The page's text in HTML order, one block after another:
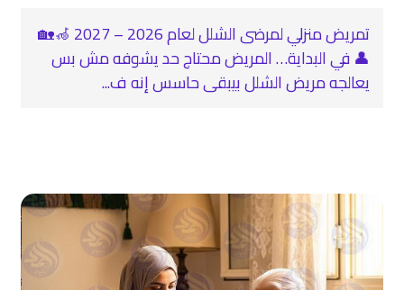
تمريض منزلي لمرضى الشلل لعام 2026 – 2027 🦽🏡
👤 في البداية… المريض محتاج حد يشوفه مش بس
يعالجه مريض الشلل بيبقى حاسس إنه ف...